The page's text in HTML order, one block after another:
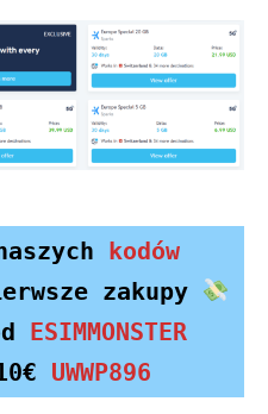
klientów
klientów
kodów
zakupy
ESIMMONSTER
UWWP896